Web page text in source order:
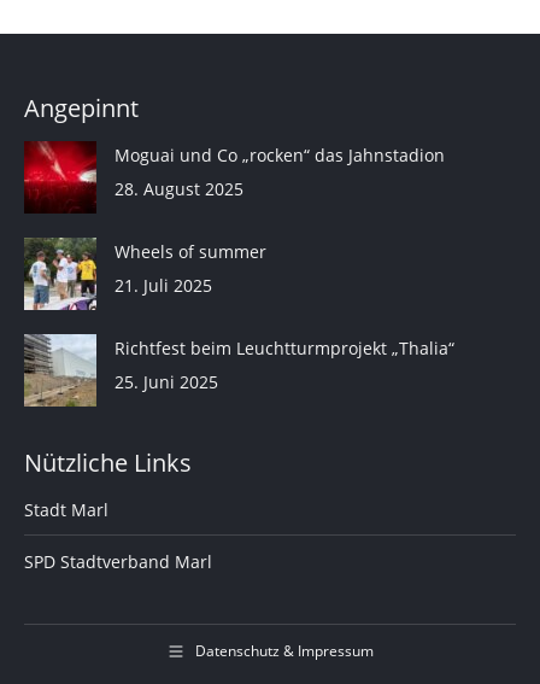
Angepinnt
Moguai und Co „rocken“ das Jahnstadion
28. August 2025
Wheels of summer
21. Juli 2025
Richtfest beim Leuchtturmprojekt „Thalia“
25. Juni 2025
Nützliche Links
Stadt Marl
SPD Stadtverband Marl
Datenschutz & Impressum